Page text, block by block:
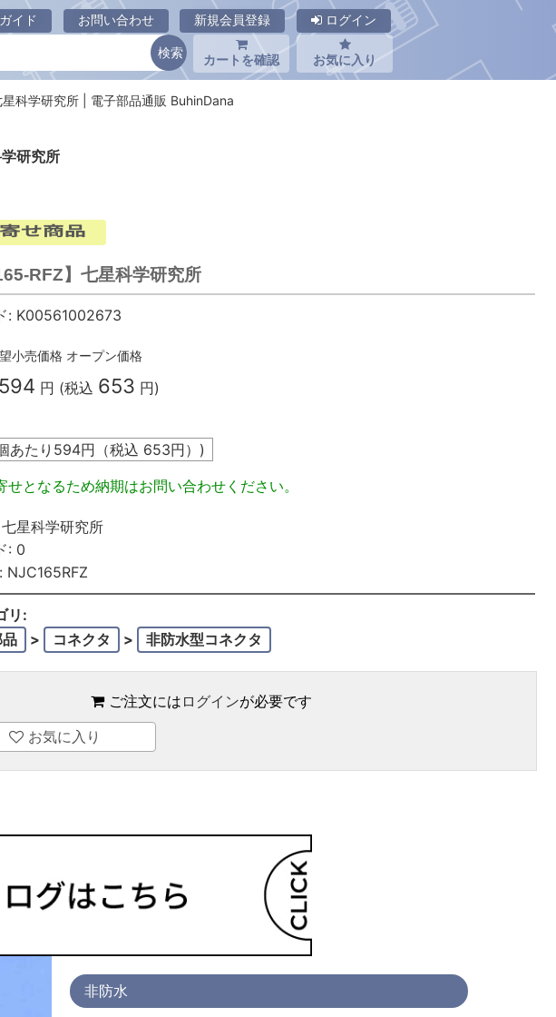
イド お問い合わせ 新規会員登録 ログイン
カートを確認 お気に入り
研究所
科学研究所 | 電子部品通販 BuhinDana
RFZ】七星科学研究所
: K00561002673
小売価格 オープン価格
594 円 (税込 653 円)
あたり 594円（税込 653円）)
せとなるため納期はお問い合わせください。
七星科学研究所
: 0
NJC165RFZ
リ:
> コネクタ > 非防水型コネクタ
ご注文には ログインが必要です
お気に入り
非防水